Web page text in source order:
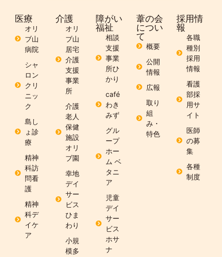
医療
オリ
ブ山
病院
シャ
ロン
クリ
ニッ
ク
島し
ょ診
療
精神
科訪
問看
護
精神
科デ
イケ
ア
介護
オリ
ブ山
居宅
介護
支援
事業
所
介護
老人
保健
施設
オリ
ブ園
幸地
デイ
サー
ビス
ひま
わり
小規
模多
障がい
福祉
相談
支援
事業
所ひ
かり
café
わき
みず
グル
ープ
ホー
ム ベ
タニ
ア
児童
デイ
サー
ビス
ホサ
ナ
葦の会
につい
て
概要
公開
情報
広報
取り
組
み・
特色
採用情
報
各職
種別
採用
情報
看護
部採
用サ
イト
医師
の募
集
各種
制度